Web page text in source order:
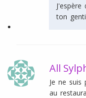
ton
All
Je ne
au